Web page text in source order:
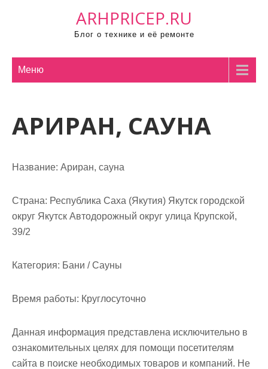
ARHPRICEP.RU
Блог о технике и её ремонте
Меню
АРИРАН, САУНА
Название: Ариран, сауна
Страна: Республика Саха (Якутия) Якутск городской
округ Якутск Автодорожный округ улица Крупской,
39/2
Категория: Бани / Сауны
Время работы: Круглосуточно
Данная информация представлена исключительно в
ознакомительных целях для помощи посетителям
сайта в поиске необходимых товаров и компаний. Не